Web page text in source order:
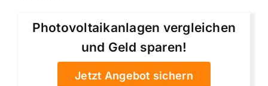
Photovoltaikanlagen vergleichen
und Geld sparen!
Jetzt Angebot sichern